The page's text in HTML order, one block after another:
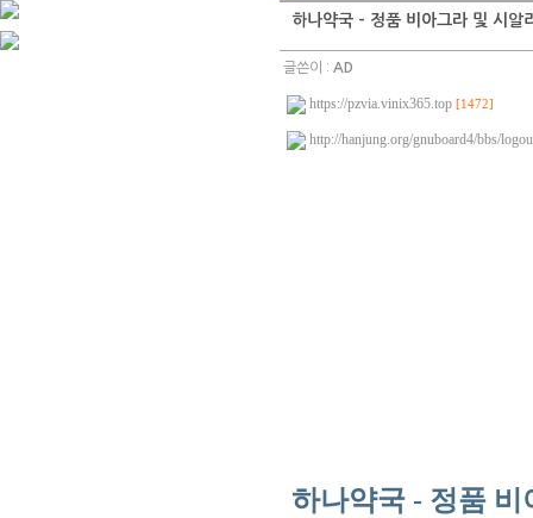
하나약국 - 정품 비아그라 및 시알
글쓴이 : AD
https://pzvia.vinix365.top [1472]
http://hanjung.org/gnuboard4/bbs/
하나약국 - 정품